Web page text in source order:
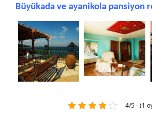
Büyükada ve ayanikola pansiyon
4/5 - (1